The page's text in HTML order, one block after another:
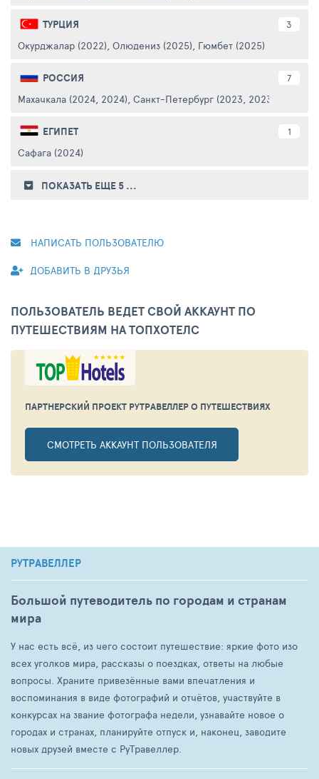
ТУРЦИЯ 3
Окурджалар (2022), Олюдениз (2025), Гюмбет (2025)
РОССИЯ 7
Махачкала (2024, 2024), Санкт-Петербург (2023, 2023)
ЕГИПЕТ 1
Сафага (2024)
ПОКАЗАТЬ ЕЩЕ 5 ...
НАПИСАТЬ ПОЛЬЗОВАТЕЛЮ
ДОБАВИТЬ В ДРУЗЬЯ
ПОЛЬЗОВАТЕЛЬ ВЕДЕТ СВОЙ АККАУНТ ПО
ПУТЕШЕСТВИЯМ НА ТОПХОТЕЛС
ПАРТНЕРСКИЙ ПРОЕКТ РУТРАВЕЛЛЕРО ПУТЕШЕСТВИЯХ
СМОТРЕТЬ АККАУНТ ПОЛЬЗОВАТЕЛЯ
РУТРАВЕЛЛЕР
Большой путеводитель по городам и странам
мира
У нас есть всё, из чего состоит путешествие: яркие фото изо
всех уголков мира, рассказы о поездках, ответы на любые
вопросы. Храните привезённые вами впечатления и
воспоминания в виде фотографий и отчётов, участвуйте в
конкурсах на звание фотографа недели, узнавайте новое о
городах и странах, планируйте отпуск и, наконец, заводите
новых друзей вместе с РуТравеллер.